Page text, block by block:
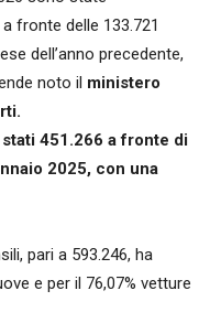
fronte delle 133.721
dell’anno precedente,
noto il ministero
451.266 a fronte di
2025, con una
pari a 593.246, ha
e per il 76,07% vetture